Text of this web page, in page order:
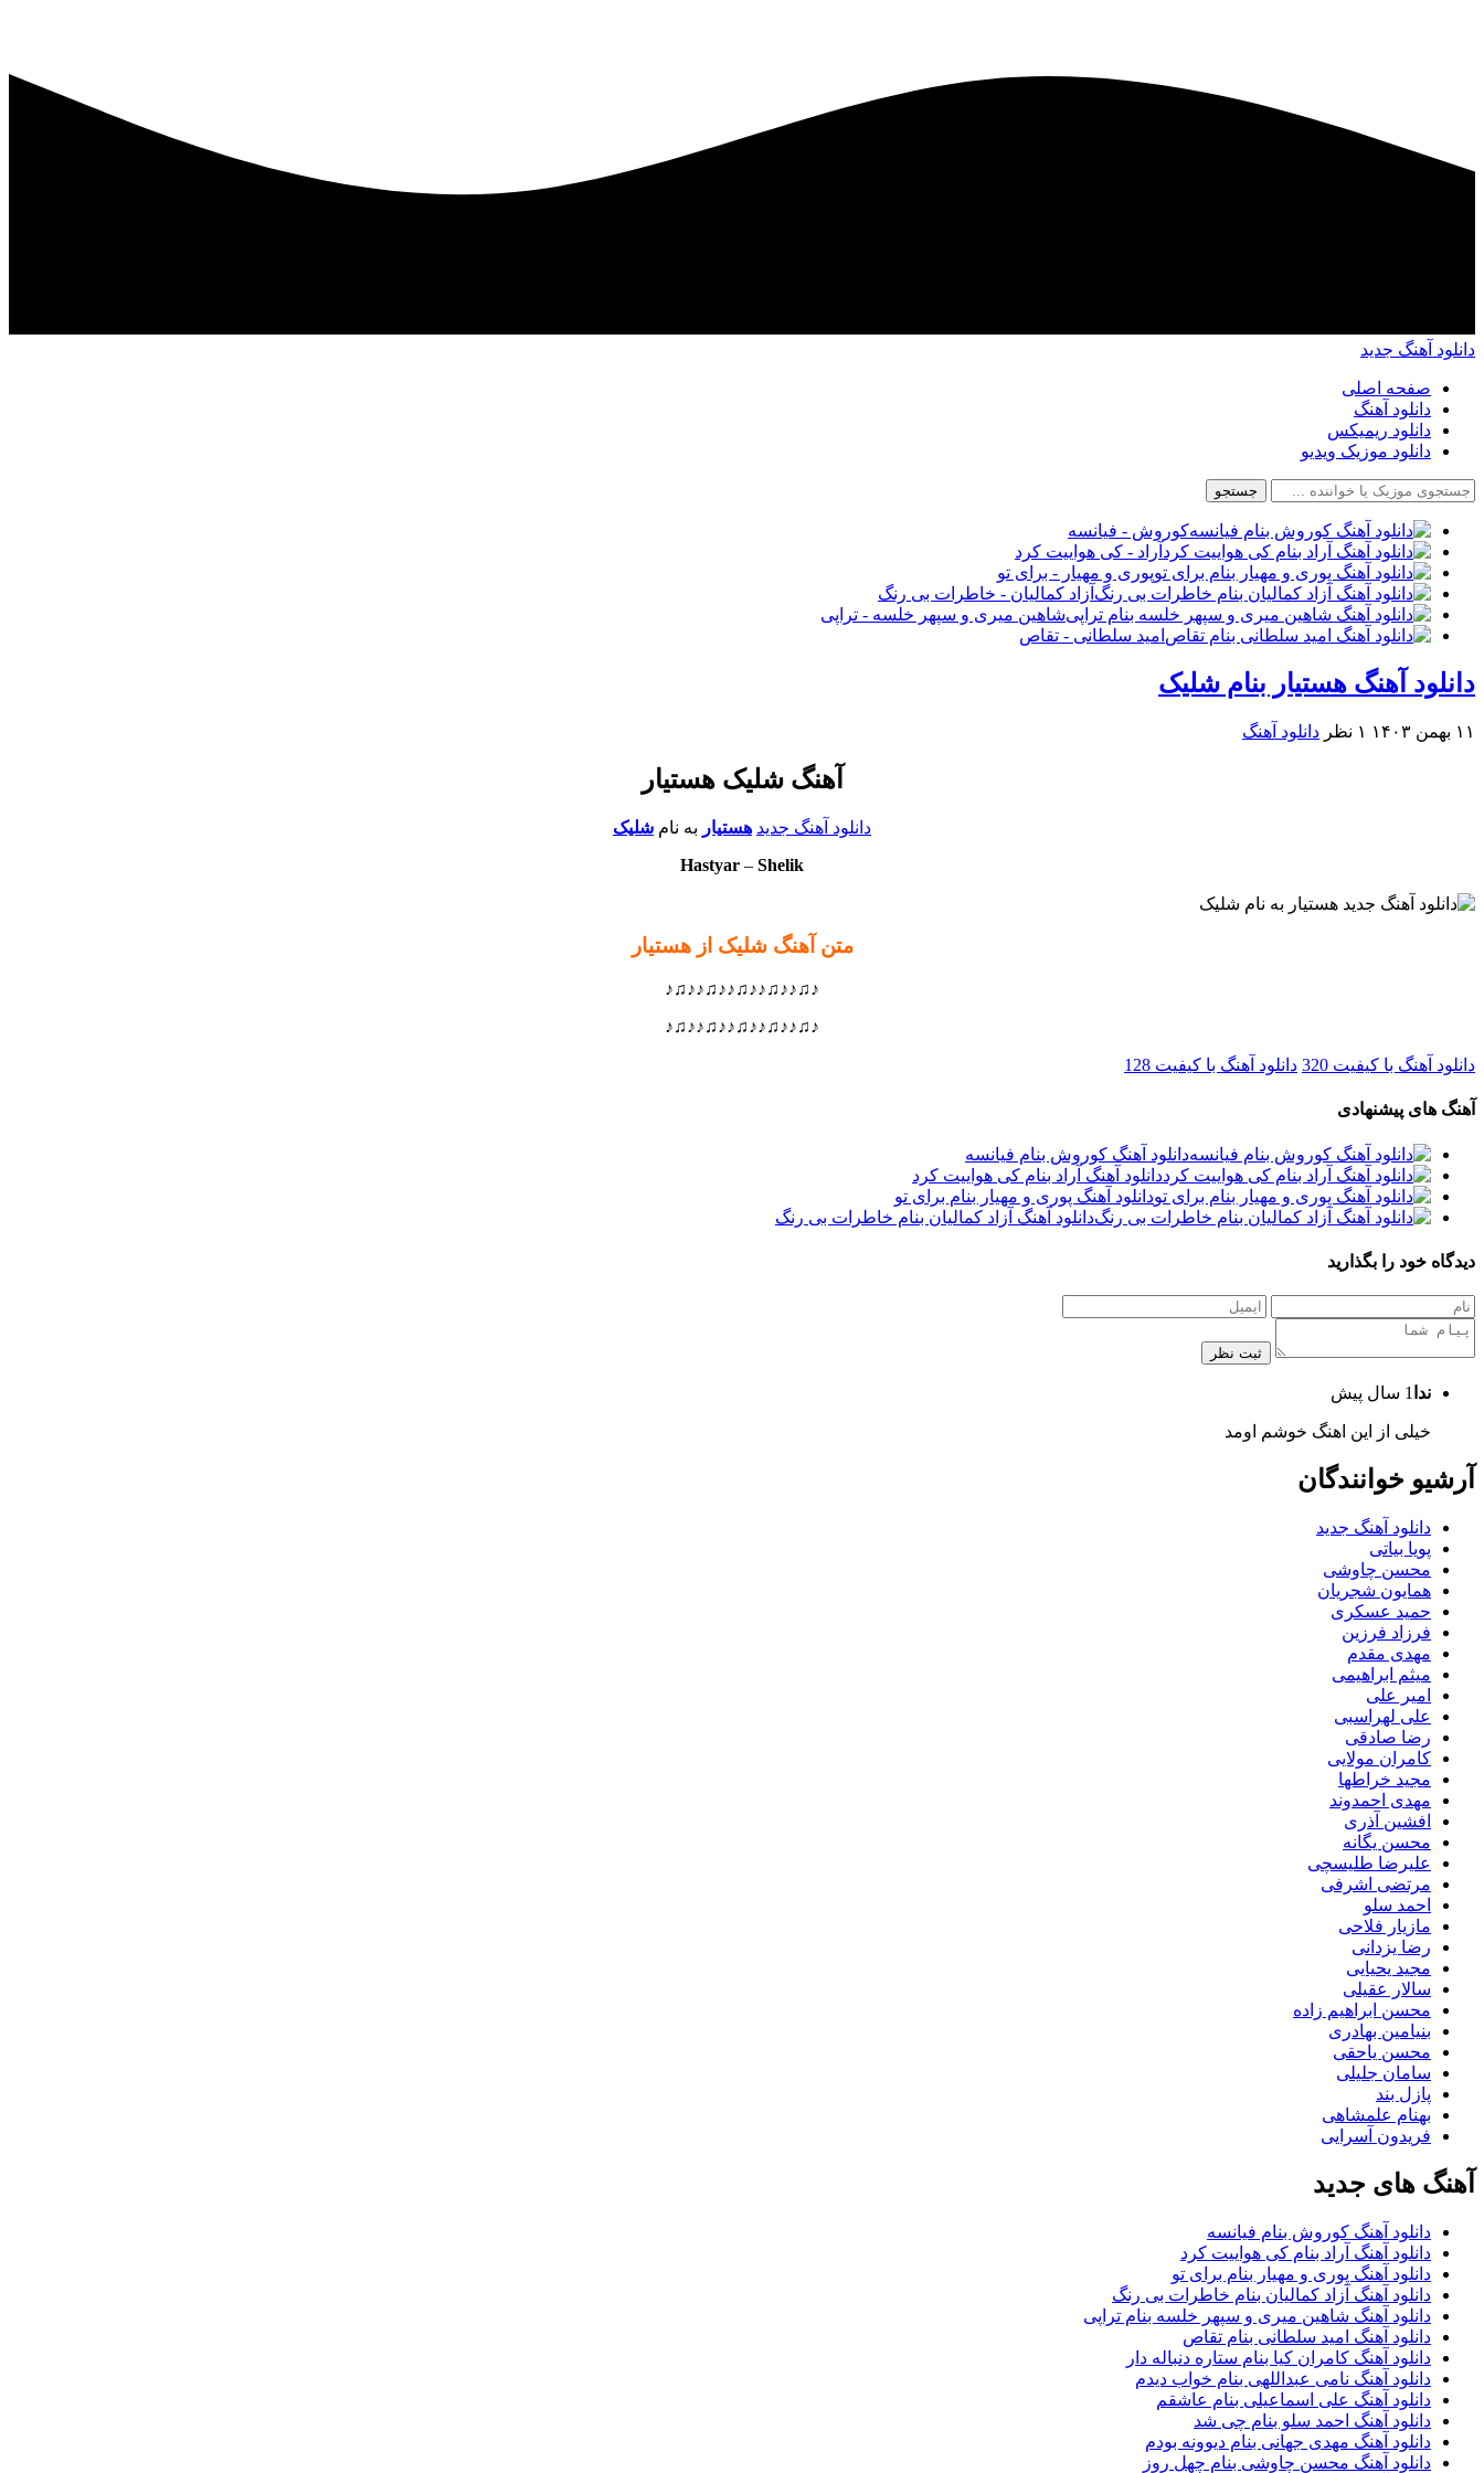
دانلود آهنگ جدید
صفحه اصلی
دانلود آهنگ
دانلود ریمیکس
دانلود موزیک ویدیو
جستجو
کوروش - فیانسه
آراد - کی هواییت کرد
پوری و مهیار - برای تو
آزاد کمالیان - خاطرات بی رنگ
شاهین میری و سپهر خلسه - تراپی
امید سلطانی - تقاص
دانلود آهنگ هستیار بنام شلیک
۱۱ بهمن ۱۴۰۳ ۱ نظر دانلود آهنگ
آهنگ شلیک هستیار
دانلود آهنگ جدید هستیار به نام شلیک
Hastyar – Shelik
متن آهنگ شلیک از هستیار
♪♫♪♪♫♪♪♫♪♪♫♪♪♫♪
♪♫♪♪♫♪♪♫♪♪♫♪♪♫♪
دانلود آهنگ با کیفیت 320 دانلود آهنگ با کیفیت 128
آهنگ های پیشنهادی
دانلود آهنگ کوروش بنام فیانسه
دانلود آهنگ آراد بنام کی هواییت کرد
دانلود آهنگ پوری و مهیار بنام برای تو
دانلود آهنگ آزاد کمالیان بنام خاطرات بی رنگ
دیدگاه خود را بگذارید
ثبت نظر
ندا 1 سال پیش
خیلی از این اهنگ خوشم اومد
آرشیو خوانندگان
دانلود آهنگ جدید
پویا بیاتی
محسن چاوشی
همایون شجریان
حمید عسکری
فرزاد فرزین
مهدی مقدم
میثم ابراهیمی
امیر علی
علی لهراسبی
رضا صادقی
کامران مولایی
مجید خراطها
مهدی احمدوند
افشین آذری
محسن یگانه
علیرضا طلیسچی
مرتضی اشرفی
احمد سلو
مازیار فلاحی
رضا یزدانی
مجید یحیایی
سالار عقیلی
محسن ابراهیم زاده
بنیامین بهادری
محسن یاحقی
سامان جلیلی
پازل بند
بهنام علمشاهی
فریدون آسرایی
آهنگ های جدید
دانلود آهنگ کوروش بنام فیانسه
دانلود آهنگ آراد بنام کی هواییت کرد
دانلود آهنگ پوری و مهیار بنام برای تو
دانلود آهنگ آزاد کمالیان بنام خاطرات بی رنگ
دانلود آهنگ شاهین میری و سپهر خلسه بنام تراپی
دانلود آهنگ امید سلطانی بنام تقاص
دانلود آهنگ کامران کیا بنام ستاره دنباله دار
دانلود آهنگ نامی عبداللهی بنام خواب دیدم
دانلود آهنگ علی اسماعیلی بنام عاشقم
دانلود آهنگ احمد سلو بنام چی شد
دانلود آهنگ مهدی جهانی بنام دیوونه بودم
دانلود آهنگ محسن چاوشی بنام چهل روز